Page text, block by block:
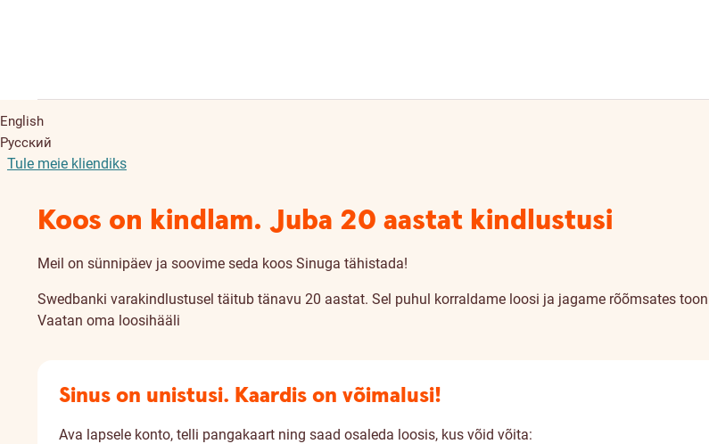
English
Русский
Tule meie kliendiks
Koos on kindlam. Juba 20 aastat kindlustusi
Meil on sünnipäev ja soovime seda koos Sinuga tähistada!
Swedbanki varakindlustusel täitub tänavu 20 aastat. Sel puhul korraldame loosi ja jagame rõõmsates
Vaatan oma loosihääli
Sinus on unistusi. Kaardis on võimalusi!
Ava lapsele konto, telli pangakaart ning saad osaleda loosis, kus võid võita: